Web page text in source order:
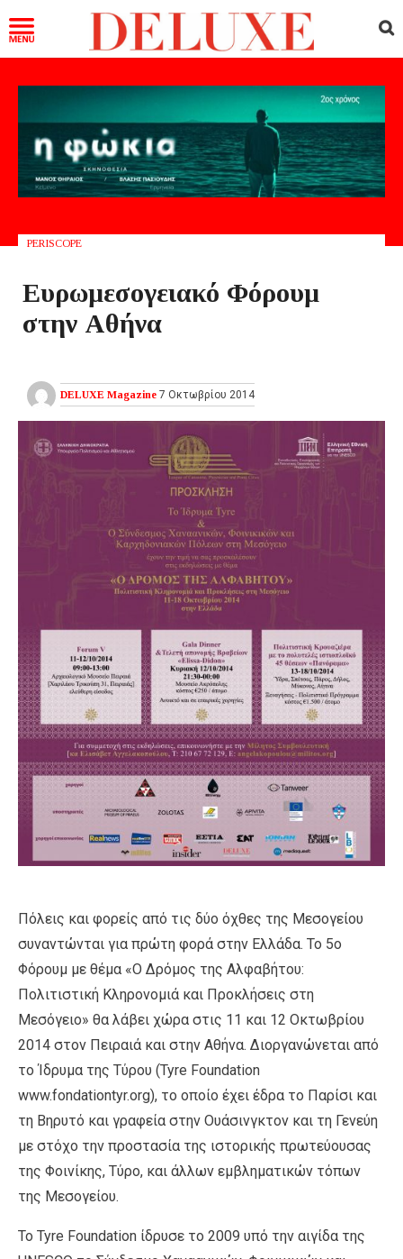
PERISCOPE
Ευρωμεσογειακό Φόρουμ
στην Αθήνα
DELUXE Magazine 7 Οκτωβρίου 2014
Πόλεις και φορείς από τις δύο όχθες της Μεσογείου
συναντώνται για πρώτη φορά στην Ελλάδα. Το 5ο
Φόρουμ με θέμα «Ο Δρόμος της Αλφαβήτου:
Πολιτιστική Κληρονομιά και Προκλήσεις στη
Μεσόγειο» θα λάβει χώρα στις 11 και 12 Οκτωβρίου
2014 στον Πειραιά και στην Αθήνα. Διοργανώνεται από
το Ίδρυμα της Τύρου (Tyre Foundation
www.fondationtyr.org), το οποίο έχει έδρα το Παρίσι και
τη Βηρυτό και γραφεία στην Ουάσινγκτον και τη Γενεύη
με στόχο την προστασία της ιστορικής πρωτεύουσας
της Φοινίκης, Τύρο, και άλλων εμβληματικών τόπων
της Μεσογείου.
Το Tyre Foundation ίδρυσε το 2009 υπό την αιγίδα της